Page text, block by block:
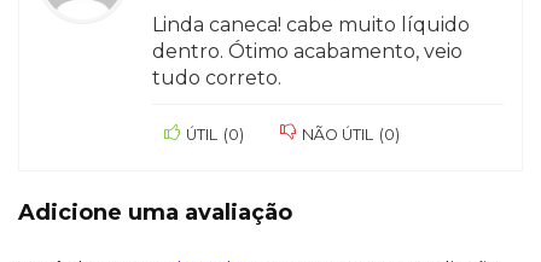
Linda caneca! cabe muito líquido
dentro. Ótimo acabamento, veio
tudo correto.
ÚTIL (0) NÃO ÚTIL (0)
Adicione uma avaliação